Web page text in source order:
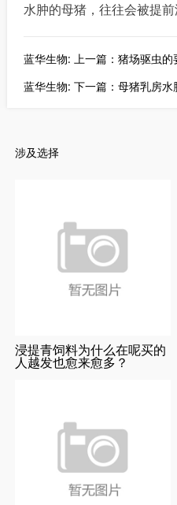
水肿的母猪，往往会被提前
蓝华生物: 上一篇：猪场驱虫的
蓝华生物: 下一篇：母猪乳房
涉及选择
浸提青饲料为什么在呢买的
人越发也愈来愈多？